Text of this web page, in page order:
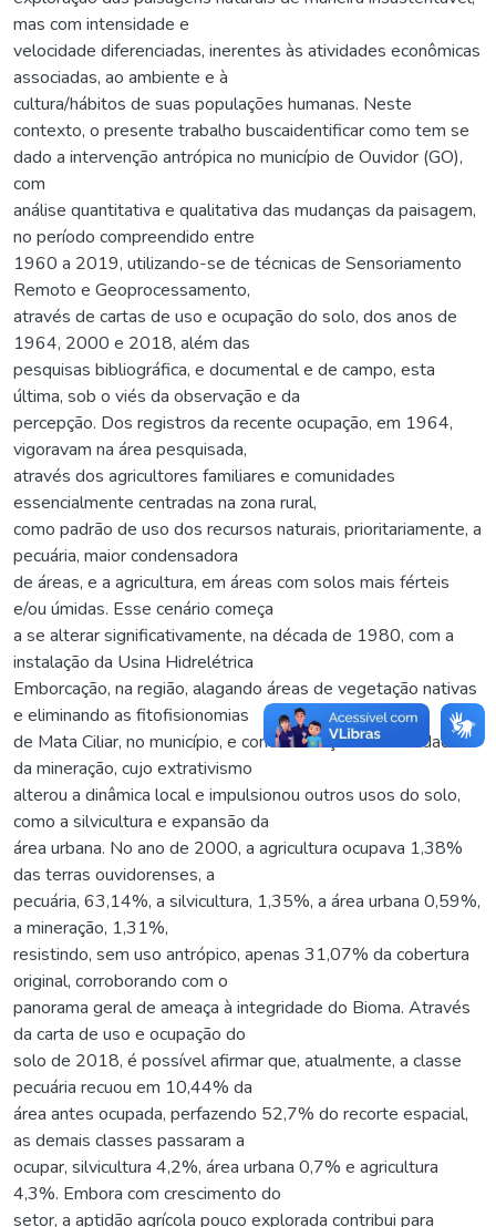
mas com intensidade e
velocidade diferenciadas, inerentes às atividades econômicas
associadas, ao ambiente e à
cultura/hábitos de suas populações humanas. Neste
contexto, o presente trabalho buscaidentificar como tem se
dado a intervenção antrópica no município de Ouvidor (GO),
com
análise quantitativa e qualitativa das mudanças da paisagem,
no período compreendido entre
1960 a 2019, utilizando-se de técnicas de Sensoriamento
Remoto e Geoprocessamento,
através de cartas de uso e ocupação do solo, dos anos de
1964, 2000 e 2018, além das
pesquisas bibliográfica, e documental e de campo, esta
última, sob o viés da observação e da
percepção. Dos registros da recente ocupação, em 1964,
vigoravam na área pesquisada,
através dos agricultores familiares e comunidades
essencialmente centradas na zona rural,
como padrão de uso dos recursos naturais, prioritariamente, a
pecuária, maior condensadora
de áreas, e a agricultura, em áreas com solos mais férteis
e/ou úmidas. Esse cenário começa
a se alterar significativamente, na década de 1980, com a
instalação da Usina Hidrelétrica
Emborcação, na região, alagando áreas de vegetação nativas
e eliminando as fitofisionomias
de Mata Ciliar, no município, e com a inserção das atividades
da mineração, cujo extrativismo
alterou a dinâmica local e impulsionou outros usos do solo,
como a silvicultura e expansão da
área urbana. No ano de 2000, a agricultura ocupava 1,38%
das terras ouvidorenses, a
pecuária, 63,14%, a silvicultura, 1,35%, a área urbana 0,59%,
a mineração, 1,31%,
resistindo, sem uso antrópico, apenas 31,07% da cobertura
original, corroborando com o
panorama geral de ameaça à integridade do Bioma. Através
da carta de uso e ocupação do
solo de 2018, é possível afirmar que, atualmente, a classe
pecuária recuou em 10,44% da
área antes ocupada, perfazendo 52,7% do recorte espacial,
as demais classes passaram a
ocupar, silvicultura 4,2%, área urbana 0,7% e agricultura
4,3%. Embora com crescimento do
setor, a aptidão agrícola pouco explorada contribui para